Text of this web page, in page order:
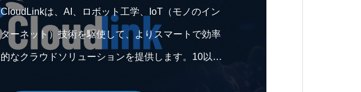
CloudLinkは、AI、ロボット工学、IoT（モノのイン
ターネット）技術を駆使して、よりスマートで効率
的なクラウドソリューションを提供します。10以上